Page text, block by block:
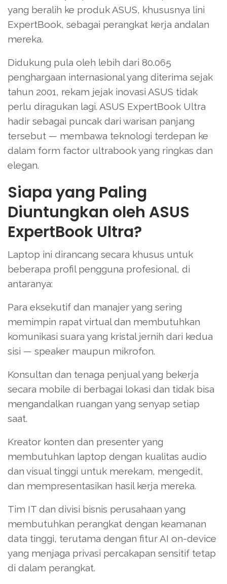
yang beralih ke produk ASUS, khususnya lini
ExpertBook, sebagai perangkat kerja andalan
mereka.
Didukung pula oleh lebih dari 80.065
penghargaan internasional yang diterima sejak
tahun 2001, rekam jejak inovasi ASUS tidak
perlu diragukan lagi. ASUS ExpertBook Ultra
hadir sebagai puncak dari warisan panjang
tersebut — membawa teknologi terdepan ke
dalam form factor ultrabook yang ringkas dan
elegan.
Siapa yang Paling
Diuntungkan oleh ASUS
ExpertBook Ultra?
Laptop ini dirancang secara khusus untuk
beberapa profil pengguna profesional, di
antaranya:
Para eksekutif dan manajer yang sering
memimpin rapat virtual dan membutuhkan
komunikasi suara yang kristal jernih dari kedua
sisi — speaker maupun mikrofon.
Konsultan dan tenaga penjual yang bekerja
secara mobile di berbagai lokasi dan tidak bisa
mengandalkan ruangan yang senyap setiap
saat.
Kreator konten dan presenter yang
membutuhkan laptop dengan kualitas audio
dan visual tinggi untuk merekam, mengedit,
dan mempresentasikan hasil kerja mereka.
Tim IT dan divisi bisnis perusahaan yang
membutuhkan perangkat dengan keamanan
data tinggi, terutama dengan fitur AI on-device
yang menjaga privasi percakapan sensitif tetap
di dalam perangkat.